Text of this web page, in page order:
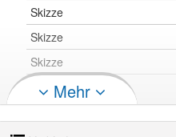
Skizze
Skizze
Skizze
SkizzeMehr